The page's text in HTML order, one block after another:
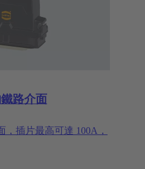
路介面
插片最高可達 100A，